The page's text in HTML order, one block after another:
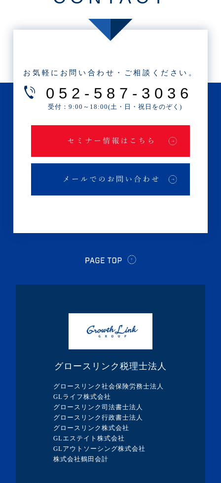
・2022年9月(3記事)
・2022年7月(1記事)
・2022年6月(1記事)
・2022年4月(1記事)
・2020年7月(3記事)
・2020年6月(2記事)
・2020年5月(1記事)
・2020年4月(5記事)
・2020年3月(4記事)
お気軽にお問い合わせ・ご相談ください。
052-587-3036
受付：9:00～18:00(土・日・祝日をのぞく)
グロースリンク税理士法人
グロースリンク社会保険労務士法人
GLライフ株式会社
グロースリンク司法書士法人
グロースリンク行政書士法人
グロースリンク株式会社
GLエステイト株式会社
GLアウトソーシング株式会社
株式会社鶴田会計